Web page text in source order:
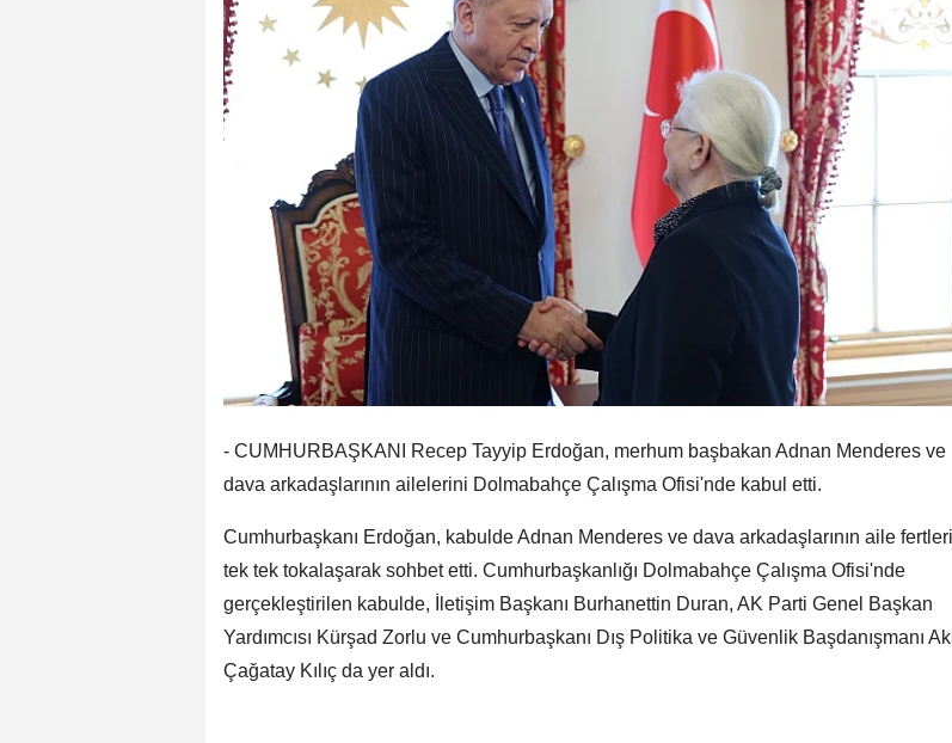
- CUMHURBAŞKANI Recep Tayyip Erdoğan, merhum başbakan Adnan Menderes ve
dava arkadaşlarının ailelerini Dolmabahçe Çalışma Ofisi'nde kabul etti.
Cumhurbaşkanı Erdoğan, kabulde Adnan Menderes ve dava arkadaşlarının aile
tek tek tokalaşarak sohbet etti. Cumhurbaşkanlığı Dolmabahçe Çalışma Ofisi'nde
gerçekleştirilen kabulde, İletişim Başkanı Burhanettin Duran, AK Parti Genel Başkan
Yardımcısı Kürşad Zorlu ve Cumhurbaşkanı Dış Politika ve Güvenlik Başdanışmanı
Çağatay Kılıç da yer aldı.